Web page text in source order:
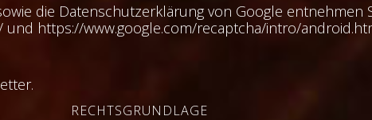
die Datenschutzerklärung von Google entnehmen
https://www.google.com/recaptcha/intro/
RECHTSGRUNDLAGE